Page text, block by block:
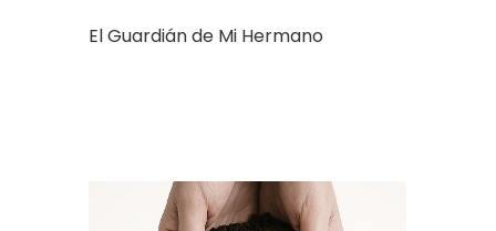
El Guardián de Mi Hermano